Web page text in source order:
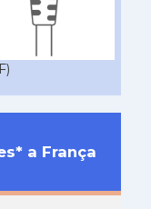
a França